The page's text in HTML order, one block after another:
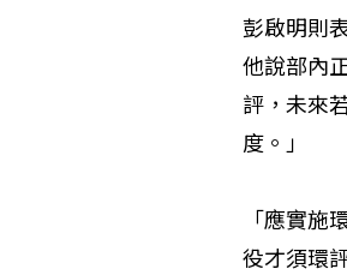
彭啟明則
他說部內
評，未來
度。」
「應實
役才須環